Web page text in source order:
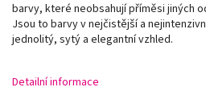
barvy, které neobsahují příměsi jiných
Jsou to barvy v nejčistější a
jednolitý, sytý a elegantní vzhled.
Detailní informace